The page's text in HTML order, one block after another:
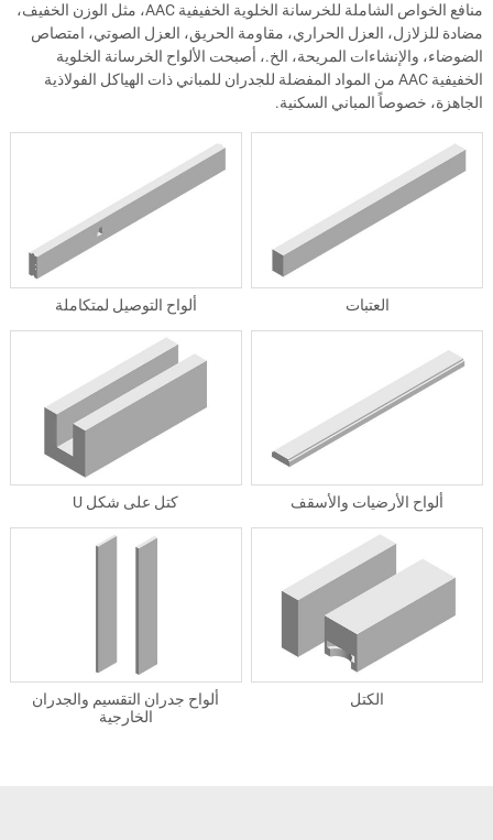
منافع الخواص الشاملة للخرسانة الخلوية الخفيفية AAC، مثل الوزن الخفيف،
مضادة للزلازل، العزل الحراري، مقاومة الحريق، العزل الصوتي، امتصاص
الضوضاء، والإنشاءات المريحة، الخ.، أصبحت الألواح الخرسانة الخلوية
الخفيفية AAC من المواد المفضلة للجدران للمباني ذات الهياكل الفولاذية
الجاهزة، خصوصاً المباني السكنية.
العتبات ألواح التوصيل لمتكاملة
ألواح الأرضيات والأسقف كتل على شكل U
الكتل
ألواح جدران التقسيم والجدران
الخارجية